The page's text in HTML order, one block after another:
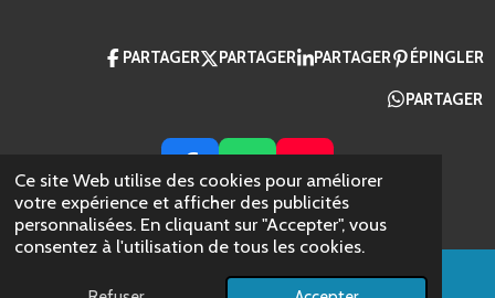
Ce site Web utilise des cookies pour améliorer
votre expérience et afficher des publicités
personnalisées. En cliquant sur "Accepter", vous
consentez à l'utilisation de tous les cookies.
PARTAGER PARTAGER PARTAGER ÉPINGLER
PARTAGER
F
A
C
E
W
H
A
T
S
Y
O
U
T
U
© 2024 AZ Packaging France